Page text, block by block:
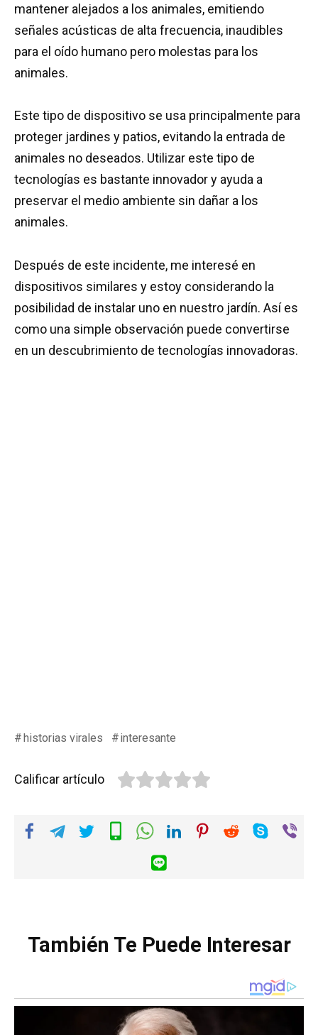
mantener alejados a los animales, emitiendo
señales acústicas de alta frecuencia, inaudibles
para el oído humano pero molestas para los
animales.
Este tipo de dispositivo se usa principalmente para
proteger jardines y patios, evitando la entrada de
animales no deseados. Utilizar este tipo de
tecnologías es bastante innovador y ayuda a
preservar el medio ambiente sin dañar a los
animales.
Después de este incidente, me interesé en
dispositivos similares y estoy considerando la
posibilidad de instalar uno en nuestro jardín. Así es
como una simple observación puede convertirse
en un descubrimiento de tecnologías innovadoras.
historias virales interesante
Calificar artículo
También Te Puede Interesar